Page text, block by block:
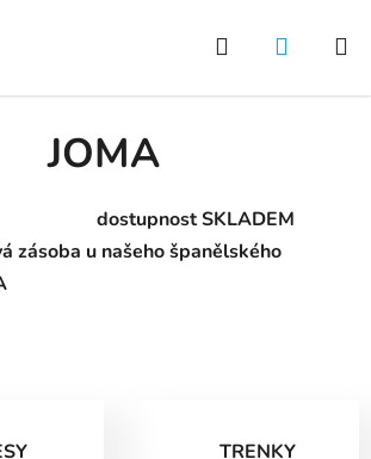
Hledat
JOMA
SKLADEM
zásoba u našeho španělského
TRENKY